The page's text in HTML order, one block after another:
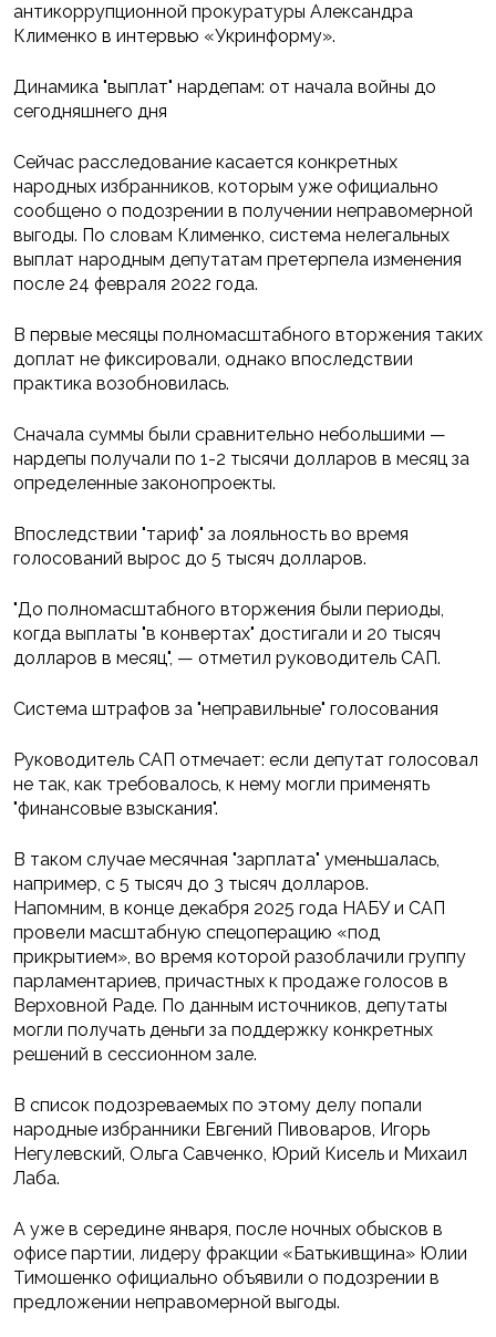
антикоррупционной прокуратуры Александра
Клименко в интервью «Укринформу».
Динамика "выплат" нардепам: от начала войны до
сегодняшнего дня
Сейчас расследование касается конкретных
народных избранников, которым уже официально
сообщено о подозрении в получении неправомерной
выгоды. По словам Клименко, система нелегальных
выплат народным депутатам претерпела изменения
после 24 февраля 2022 года.
В первые месяцы полномасштабного вторжения таких
доплат не фиксировали, однако впоследствии
практика возобновилась.
Сначала суммы были сравнительно небольшими —
нардепы получали по 1-2 тысячи долларов в месяц за
определенные законопроекты.
Впоследствии "тариф" за лояльность во время
голосований вырос до 5 тысяч долларов.
"До полномасштабного вторжения были периоды,
когда выплаты "в конвертах" достигали и 20 тысяч
долларов в месяц", — отметил руководитель САП.
Система штрафов за "неправильные" голосования
Руководитель САП отмечает: если депутат голосовал
не так, как требовалось, к нему могли применять
"финансовые взыскания".
В таком случае месячная "зарплата" уменьшалась,
например, с 5 тысяч до 3 тысяч долларов.
Напомним, в конце декабря 2025 года НАБУ и САП
провели масштабную спецоперацию «под
прикрытием», во время которой разоблачили группу
парламентариев, причастных к продаже голосов в
Верховной Раде. По данным источников, депутаты
могли получать деньги за поддержку конкретных
решений в сессионном зале.
В список подозреваемых по этому делу попали
народные избранники Евгений Пивоваров, Игорь
Негулевский, Ольга Савченко, Юрий Кисель и Михаил
Лаба.
А уже в середине января, после ночных обысков в
офисе партии, лидеру фракции «Батькивщина» Юлии
Тимошенко официально объявили о подозрении в
предложении неправомерной выгоды.